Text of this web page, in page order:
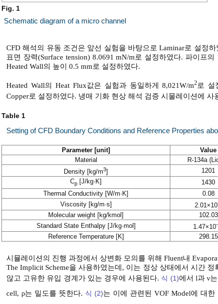
Fig. 1
Schematic diagram of a micro channel
CFD 해석의 유동 조건은 앞선 실험을 바탕으로 Laminar로 설정
표면 장력(Surface tension) 8.0691 mN/m로 설정하였다. 파이프
Heated Wall의 높이 0.5 mm로 설정하였다.
Heated Wall의 Heat Flux값은 실험과 동일하게 8,021W/m2로 설
Copper로 설정하였다. 냉매 기화 현상 해석 검증 시물레이션에
Table 1
Setting of CFD Boundary Conditions and Reference Properties
Parameter [unit]
Value
Material
R-134a
Density [kg/m3]
1201
Cp [J/kg·K]
1430
Thermal Conductivity [W/m·K]
0.08
Viscosity [kg/m·s]
2.01×10
Molecular weight [kg/kmol]
102.03
Standard State Enthalpy [J/kg·mol]
1.47×10
Reference Temperature [K] 298.15
시뮬레이션의 진행 과정에서 상변화 모의를 위해 Fluent내
The Implicit Scheme을 사용하였는데, 이는 정상 상태에서 시간
않고 고유한 유입 경계가 있는 경우에 사용된다. 식 (1)에서 l과 ν
cell, ρ는 밀도를 뜻한다. 식 (2)는 이에 관련된 VOF Model에 대한